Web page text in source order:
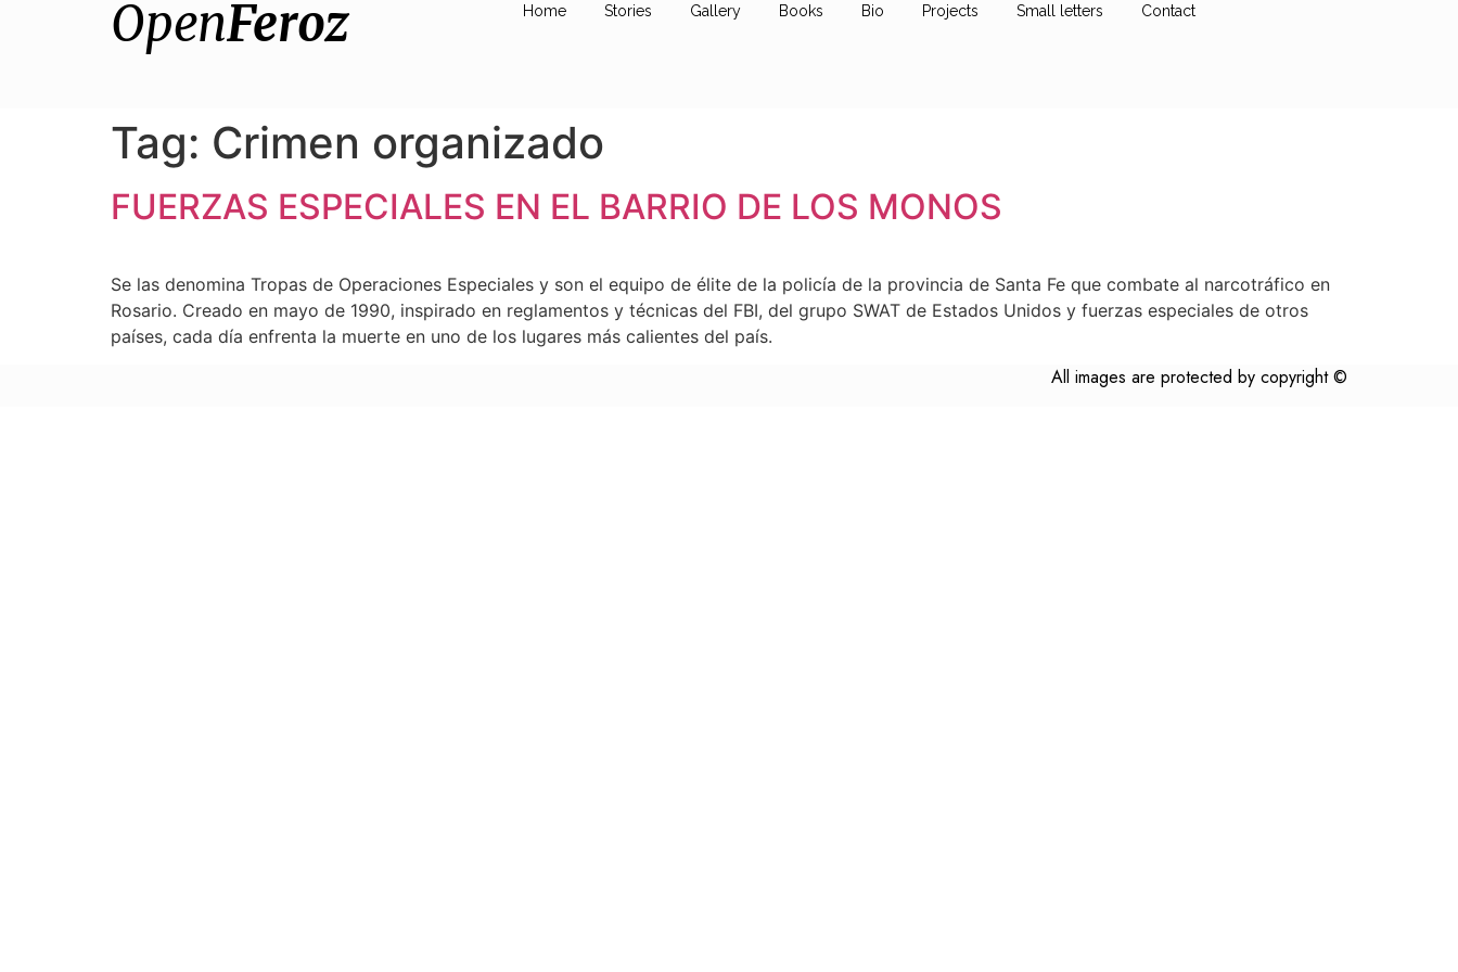
OpenFeroz Home Stories Gallery Books Bio Projects Small letters Contact
Tag: Crimen organizado
FUERZAS ESPECIALES EN EL BARRIO DE LOS MONOS
Se las denomina Tropas de Operaciones Especiales y son el equipo de élite de la policía de la provincia de Santa Fe que combate al narcotráfico en
Rosario. Creado en mayo de 1990, inspirado en reglamentos y técnicas del FBI, del grupo SWAT de Estados Unidos y fuerzas especiales de otros
países, cada día enfrenta la muerte en uno de los lugares más calientes del país.
All images are protected by copyright ©